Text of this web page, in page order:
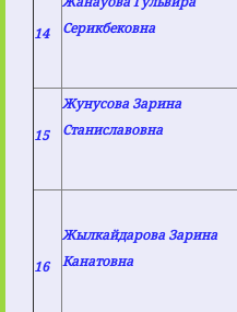
14
Серикбековна
15
Жунусова Зарина
Станиславовна
16
Жылкайдарова Зарина
Канатовна